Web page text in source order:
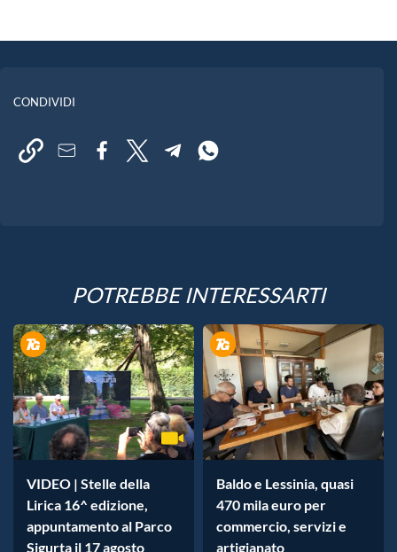
CONDIVIDI
POTREBBE INTERESSARTI
VIDEO | Stelle della
Lirica 16^ edizione,
appuntamento al Parco
Sigurta il 17 agosto
Baldo e Lessinia, quasi
470 mila euro per
commercio, servizi e
artigianato